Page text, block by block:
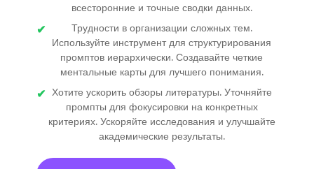
всесторонние и точные сводки данных.
Трудности в организации сложных тем.
Используйте инструмент для структурирования
промптов иерархически. Создавайте четкие
ментальные карты для лучшего понимания.
Хотите ускорить обзоры литературы. Уточняйте
промпты для фокусировки на конкретных
критериях. Ускоряйте исследования и улучшайте
академические результаты.